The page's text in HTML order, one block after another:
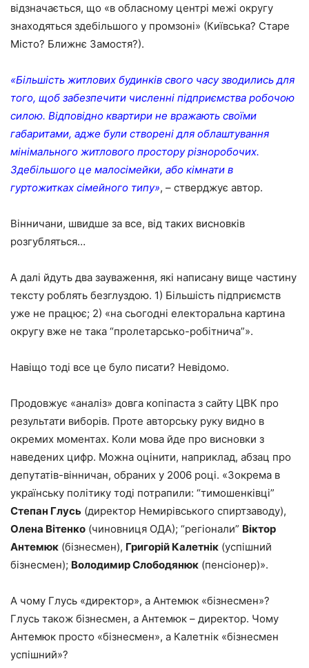
відзначається, що «в обласному центрі межі округу
знаходяться здебільшого у промзоні» (Київська? Старе
Місто? Ближнє Замостя?).
«Більшість житлових будинків свого часу зводились для
того, щоб забезпечити численні підприємства робочою
силою. Відповідно квартири не вражають своїми
габаритами, адже були створені для облаштування
мінімального житлового простору різноробочих.
Здебільшого це малосімейки, або кімнати в
гуртожитках сімейного типу», – стверджує автор.
Вінничани, швидше за все, від таких висновків
розгубляться…
А далі йдуть два зауваження, які написану вище частину
тексту роблять безглуздою. 1) Більшість підприємств
уже не працює; 2) «на сьогодні електоральна картина
округу вже не така “пролетарсько-робітнича”».
Навіщо тоді все це було писати? Невідомо.
Продовжує «аналіз» довга копіпаста з сайту ЦВК про
результати виборів. Проте авторську руку видно в
окремих моментах. Коли мова йде про висновки з
наведених цифр. Можна оцінити, наприклад, абзац про
депутатів-вінничан, обраних у 2006 році. «Зокрема в
українську політику тоді потрапили: “тимошенківці”
Степан Глусь (директор Немирівського спиртзаводу),
Олена Вітенко (чиновниця ОДА); “регіонали” Віктор
Антемюк (бізнесмен), Григорій Калетнік (успішний
бізнесмен); Володимир Слободянюк (пенсіонер)».
А чому Глусь «директор», а Антемюк «бізнесмен»?
Глусь також бізнесмен, а Антемюк – директор. Чому
Антемюк просто «бізнесмен», а Калетнік «бізнесмен
успішний»?